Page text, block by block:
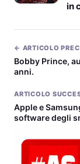
in
← ARTICOLO
Bobby Prince,
anni.
ARTICOLO
Apple e
software degli